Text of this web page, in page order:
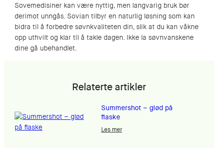
Sovemedisiner kan være nyttig, men langvarig bruk bør
derimot unngås. Sovian tilbyr en naturlig løsning som kan
bidra til å forbedre søvnkvaliteten din, slik at du kan våkne
opp uthvilt og klar til å takle dagen. Ikke la søvnvanskene
dine gå ubehandlet.
Relaterte artikler
Summershot – glød på
flaske
Les mer